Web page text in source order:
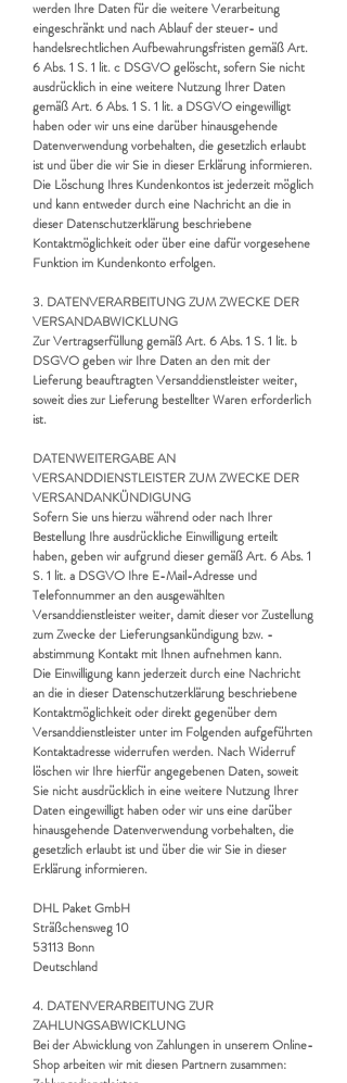
werden Ihre Daten für die weitere Verarbeitung
eingeschränkt und nach Ablauf der steuer- und
handelsrechtlichen Aufbewahrungsfristen gemäß Art.
6 Abs. 1 S. 1 lit. c DSGVO gelöscht, sofern Sie nicht
ausdrücklich in eine weitere Nutzung Ihrer Daten
gemäß Art. 6 Abs. 1 S. 1 lit. a DSGVO eingewilligt
haben oder wir uns eine darüber hinausgehende
Datenverwendung vorbehalten, die gesetzlich erlaubt
ist und über die wir Sie in dieser Erklärung informieren.
Die Löschung Ihres Kundenkontos ist jederzeit möglich
und kann entweder durch eine Nachricht an die in
dieser Datenschutzerklärung beschriebene
Kontaktmöglichkeit oder über eine dafür vorgesehene
Funktion im Kundenkonto erfolgen.
3. DATENVERARBEITUNG ZUM ZWECKE DER
VERSANDABWICKLUNG
Zur Vertragserfüllung gemäß Art. 6 Abs. 1 S. 1 lit. b
DSGVO geben wir Ihre Daten an den mit der
Lieferung beauftragten Versanddienstleister weiter,
soweit dies zur Lieferung bestellter Waren erforderlich
ist.
DATENWEITERGABE AN
VERSANDDIENSTLEISTER ZUM ZWECKE DER
VERSANDANKÜNDIGUNG
Sofern Sie uns hierzu während oder nach Ihrer
Bestellung Ihre ausdrückliche Einwilligung erteilt
haben, geben wir aufgrund dieser gemäß Art. 6 Abs. 1
S. 1 lit. a DSGVO Ihre E-Mail-Adresse und
Telefonnummer an den ausgewählten
Versanddienstleister weiter, damit dieser vor Zustellung
zum Zwecke der Lieferungsankündigung bzw. -
abstimmung Kontakt mit Ihnen aufnehmen kann.
Die Einwilligung kann jederzeit durch eine Nachricht
an die in dieser Datenschutzerklärung beschriebene
Kontaktmöglichkeit oder direkt gegenüber dem
Versanddienstleister unter im Folgenden aufgeführten
Kontaktadresse widerrufen werden. Nach Widerruf
löschen wir Ihre hierfür angegebenen Daten, soweit
Sie nicht ausdrücklich in eine weitere Nutzung Ihrer
Daten eingewilligt haben oder wir uns eine darüber
hinausgehende Datenverwendung vorbehalten, die
gesetzlich erlaubt ist und über die wir Sie in dieser
Erklärung informieren.
DHL Paket GmbH
Sträßchensweg 10
53113 Bonn
Deutschland
4. DATENVERARBEITUNG ZUR
ZAHLUNGSABWICKLUNG
Bei der Abwicklung von Zahlungen in unserem Online-
Shop arbeiten wir mit diesen Partnern zusammen: